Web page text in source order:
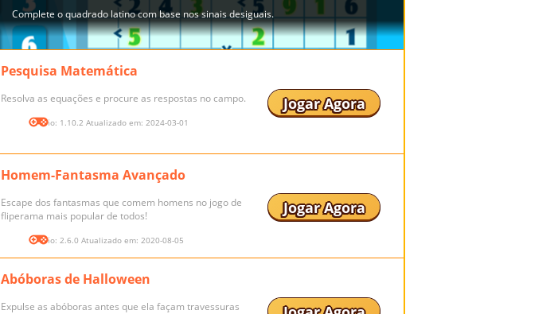
Pesquisa Matemática
Resolva as equações e procure as respostas no campo.
Versão: 1.10.2 Atualizado em: 2024-03-01
Jogar Agora
Homem-Fantasma Avançado
Escape dos fantasmas que comem homens no jogo de
fliperama mais popular de todos!
Versão: 2.6.0 Atualizado em: 2020-08-05
Jogar Agora
Abóboras de Halloween
Expulse as abóboras antes que ela façam travessuras